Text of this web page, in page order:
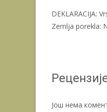
DEKLARACIJA:
Zemlja porekla:
Још нема